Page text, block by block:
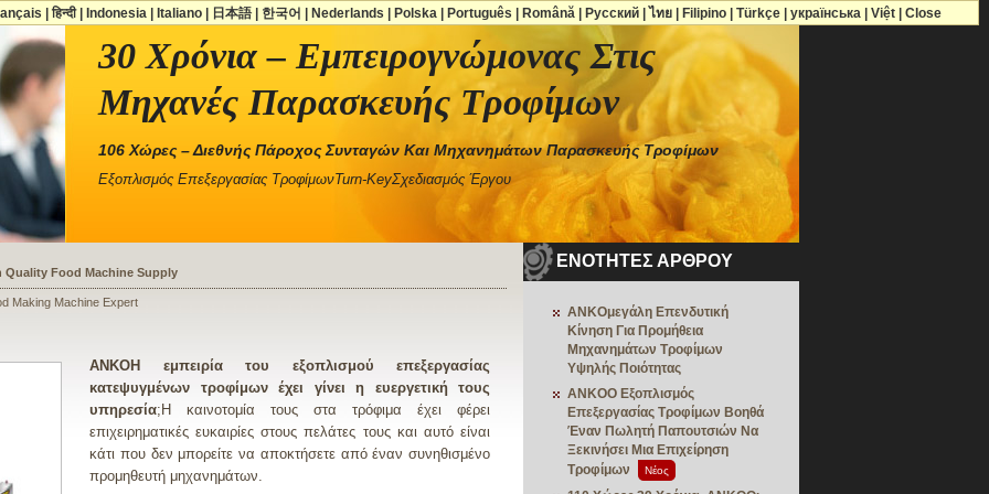
30 Χρόνια – Εμπειρογνώμονας Στις
Μηχανές Παρασκευής Τροφίμων
106 Χώρες – Διεθνής Πάροχος Συνταγών Και Μηχανημάτων Παρασκευής Τροφίμων
Εξοπλισμός Επεξεργασίας ΤροφίμωνTurn-KeyΣχεδιασμός Έργου
a Shoe Seller to Start a Food Business
Making Machine Expert
ANKOΗ εμπειρία του εξοπλισμού επεξεργασίας
κατεψυγμένων τροφίμων έχει γίνει η ευεργετική τους
υπηρεσία;Η καινοτομία τους στα τρόφιμα έχει φέρει
επιχειρηματικές ευκαιρίες στους πελάτες τους και αυτό είναι
κάτι που δεν μπορείτε να αποκτήσετε από έναν συνηθισμένο
προμηθευτή μηχανημάτων.
ΕΝΟΤΗΤΕΣ ΑΡΘΡΟΥ
ANKOμεγάλη Επενδυτική
Κίνηση Για Προμήθεια
Μηχανημάτων Τροφίμων
Υψηλής Ποιότητας
ANKOΟ Εξοπλισμός
Επεξεργασίας Τροφίμων Βοηθά
Έναν Πωλητή Παπουτσιών Να
Ξεκινήσει Μια Επιχείρηση
Τροφίμων
Νέος
हिन्दी| Indonesia| Italiano| 日本語| 한국어 Nederlands Polska| Português Română| Русский| ไทย| Filipino| Türkçe| українська| Việt| Close